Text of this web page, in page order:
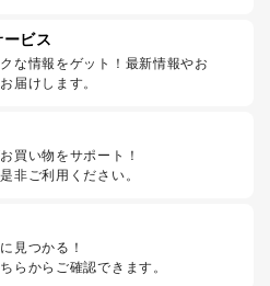
ビス
な情報をゲット！最新情報やお
届けします。
買い物をサポート！
非ご利用ください。
見つかる！
らからご確認できます。